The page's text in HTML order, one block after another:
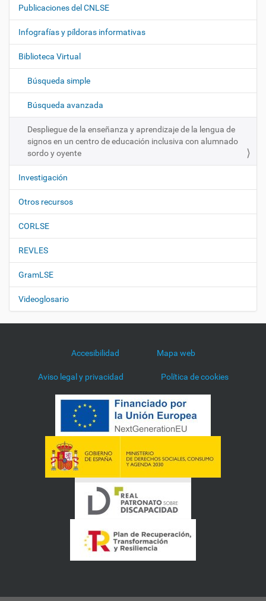
e
g
a
i
n
Publicaciones del CNLSE
Infografías y píldoras informativas
Biblioteca Virtual
Búsqueda simple
Búsqueda avanzada
Despliegue de la enseñanza y aprendizaje de la lengua de
signos en un centro de educación inclusiva con alumnado
sordo y oyente
Investigación
Otros recursos
CORLSE
REVLES
GramLSE
Videoglosario
Accesibilidad Mapa web
Aviso legal y privacidad Política de cookies